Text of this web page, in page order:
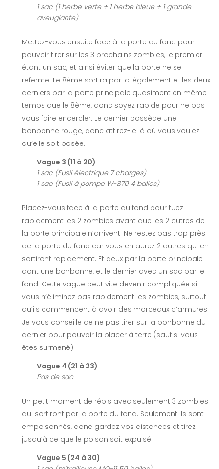
1 sac (1 herbe verte + 1 herbe bleue + 1 grande
aveuglante)
Mettez-vous ensuite face à la porte du fond pour
pouvoir tirer sur les 3 prochains zombies, le premier
étant un sac, et ainsi éviter que la porte ne se
referme. Le 8ème sortira par ici également et les deux
derniers par la porte principale quasiment en même
temps que le 8ème, donc soyez rapide pour ne pas
vous faire encercler. Le dernier possède une
bonbonne rouge, donc attirez-le là où vous voulez
qu’elle soit posée.
Vague 3 (11 à 20)
1 sac (Fusil électrique 7 charges)
1 sac (Fusil à pompe W-870 4 balles)
Placez-vous face à la porte du fond pour tuez
rapidement les 2 zombies avant que les 2 autres de
la porte principale n’arrivent. Ne restez pas trop près
de la porte du fond car vous en aurez 2 autres qui en
sortiront rapidement. Et deux par la porte principale
dont une bonbonne, et le dernier avec un sac par le
fond. Cette vague peut vite devenir compliquée si
vous n’éliminez pas rapidement les zombies, surtout
qu’ils commencent à avoir des morceaux d’armures.
Je vous conseille de ne pas tirer sur la bonbonne du
dernier pour pouvoir la placer à terre (sauf si vous
êtes surmené).
Vague 4 (21 à 23)
Pas de sac
Un petit moment de répis avec seulement 3 zombies
qui sortiront par la porte du fond. Seulement ils sont
empoisonnés, donc gardez vos distances et tirez
jusqu’à ce que le poison soit expulsé.
Vague 5 (24 à 30)